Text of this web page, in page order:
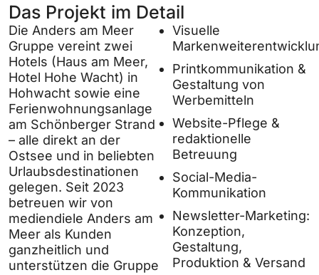
Das Projekt im Detail
Die Anders am Meer
Gruppe vereint zwei
Hotels (Haus am Meer,
Hotel Hohe Wacht) in
Hohwacht sowie eine
Ferienwohnungsanlage
am Schönberger Strand
– alle direkt an der
Ostsee und in beliebten
Urlaubsdestinationen
gelegen. Seit 2023
betreuen wir von
mediendiele Anders am
Meer als Kunden
ganzheitlich und
unterstützen die Gruppe
Visuelle
Printkommunikation &
Gestaltung von
Werbemitteln
Website-Pflege &
redaktionelle
Betreuung
Social-Media-
Kommunikation
Newsletter-Marketing:
Konzeption,
Gestaltung,
Produktion & Versand